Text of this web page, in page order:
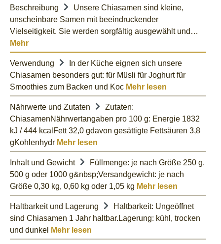
Beschreibung
Unsere Chiasamen sind kleine,
unscheinbare Samen mit beeindruckender
Vielseitigkeit. Sie werden sorgfältig ausgewählt und…
Mehr
Verwendung
In der Küche eignen sich unsere
Chiasamen besonders gut: für Müsli für Joghurt für
Smoothies zum Backen und Koc Mehr lesen
Nährwerte und Zutaten
Zutaten:
ChiasamenNährwertangaben pro 100 g: Energie 1832
kJ / 444 kcalFett 32,0 gdavon gesättigte Fettsäuren 3,8
gKohlenhydr Mehr lesen
Inhalt und Gewicht
Füllmenge: je nach Größe 250 g,
500 g oder 1000 g&nbsp;Versandgewicht: je nach
Größe 0,30 kg, 0,60 kg oder 1,05 kg Mehr lesen
Haltbarkeit und Lagerung
Haltbarkeit: Ungeöffnet
sind Chiasamen 1 Jahr haltbar.Lagerung: kühl, trocken
und dunkel
Mehr lesen